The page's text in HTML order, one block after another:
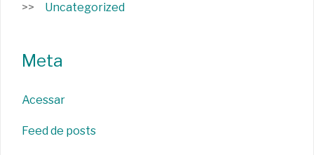
Uncategorized
Meta
Acessar
Feed de posts